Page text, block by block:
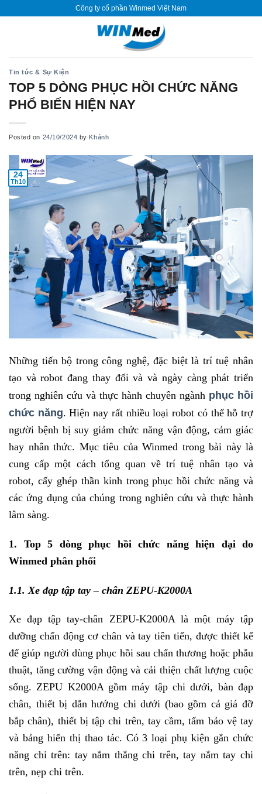
Công ty cổ phần Winmed Việt Nam
Tin tức & Sự Kiện
TOP 5 DÒNG PHỤC HỒI CHỨC NĂNG
PHỔ BIẾN HIỆN NAY
Posted on 24/10/2024 by Khánh
24
Th10
Những tiến bộ trong công nghệ, đặc biệt là trí tuệ nhân
tạo và robot đang thay đổi và và ngày càng phát triển
trong nghiên cứu và thực hành chuyên ngành phục hồi
chức năng. Hiện nay rất nhiều loại robot có thể hỗ trợ
người bệnh bị suy giảm chức năng vận động, cảm giác
hay nhân thức. Mục tiêu của Winmed trong bài này là
cung cấp một cách tổng quan về trí tuệ nhân tạo và
robot, cấy ghép thần kinh trong phục hồi chức năng và
các ứng dụng của chúng trong nghiên cứu và thực hành
lâm sàng.
1. Top 5 dòng phục hồi chức năng hiện đại do
Winmed phân phối
1.1. Xe đạp tập tay – chân ZEPU-K2000A
Xe đạp tập tay-chân ZEPU-K2000A là một máy tập
dưỡng chấn động cơ chân và tay tiên tiến, được thiết kế
để giúp người dùng phục hồi sau chấn thương hoặc phẫu
thuật, tăng cường vận động và cải thiện chất lượng cuộc
sống. ZEPU K2000A gồm máy tập chi dưới, bàn đạp
chân, thiết bị dẫn hướng chi dưới (bao gồm cả giá đỡ
bắp chân), thiết bị tập chi trên, tay cầm, tấm bảo vệ tay
và bảng hiển thị thao tác. Có 3 loại phụ kiện gắn chức
năng chi trên: tay nắm thẳng chi trên, tay nắm tay chi
trên, nẹp chi trên.